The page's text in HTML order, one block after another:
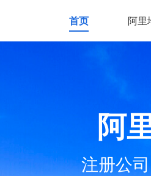
首页 阿里
阿
注册公